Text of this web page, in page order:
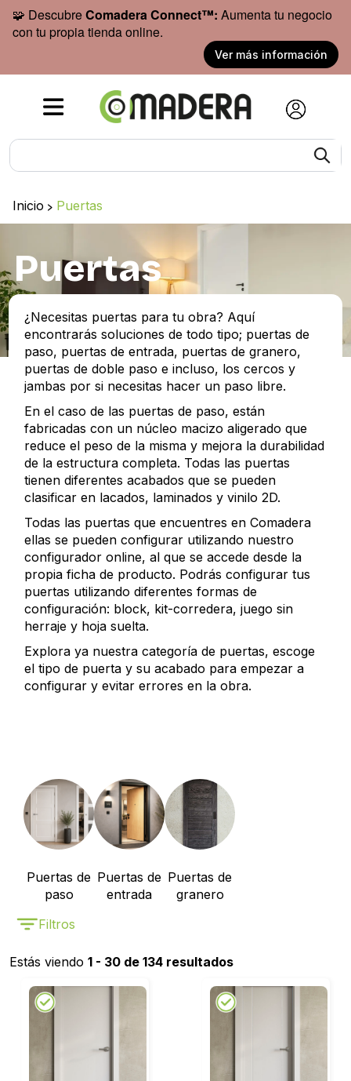
🧩 DescubreComadera Connect™: Aumenta tu negocio
con tu propia tienda online.
Ver más información
Inicio > Puertas
Puertas
¿Necesitas puertas para tu obra? Aquí
encontrarás soluciones de todo tipo; puertas de
paso, puertas de entrada, puertas de granero,
puertas de doble paso e incluso, los cercos y
jambas por si necesitas hacer un paso libre.
En el caso de las puertas de paso, están
fabricadas con un núcleo macizo aligerado que
reduce el peso de la misma y mejora la durabilidad
de la estructura completa. Todas las puertas
tienen diferentes acabados que se pueden
clasificar en lacados, laminados y vinilo 2D.
Todas las puertas que encuentres en Comadera
ellas se pueden configurar utilizando nuestro
configurador online, al que se accede desde la
propia ficha de producto. Podrás configurar tus
puertas utilizando diferentes formas de
configuración: block, kit-corredera, juego sin
herraje y hoja suelta.
Explora ya nuestra categoría de puertas, escoge
el tipo de puerta y su acabado para empezar a
configurar y evitar errores en la obra.
Puertas de
paso
Puertas de
entrada
Puertas de
granero
Filtros
Estás viendo 1 - 30 de 134 resultados